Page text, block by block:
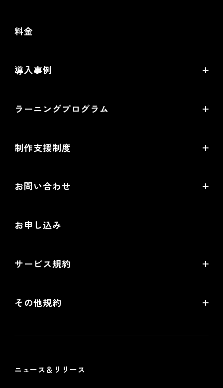
オムニチャネル・OMO
提携サービス一覧
料金
導入事例
導入企業一覧
ラーニングプログラム
オープンセミナー一覧
制作支援制度
EC制作パートナー一覧
お問い合わせ
導入検討Webミーティング
お申し込み
サービス規約
futureshop omni-channelサービス規約
その他規約
ニュース＆リリース